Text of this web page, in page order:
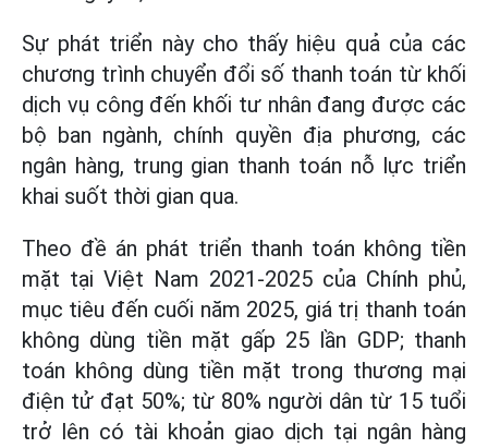
Sự phát triển này cho thấy hiệu quả của các
chương trình chuyển đổi số thanh toán từ khối
dịch vụ công đến khối tư nhân đang được các
bộ ban ngành, chính quyền địa phương, các
ngân hàng, trung gian thanh toán nỗ lực triển
khai suốt thời gian qua.
Theo đề án phát triển thanh toán không tiền
mặt tại Việt Nam 2021-2025 của Chính phủ,
mục tiêu đến cuối năm 2025, giá trị thanh toán
không dùng tiền mặt gấp 25 lần GDP; thanh
toán không dùng tiền mặt trong thương mại
điện tử đạt 50%; từ 80% người dân từ 15 tuổi
trở lên có tài khoản giao dịch tại ngân hàng